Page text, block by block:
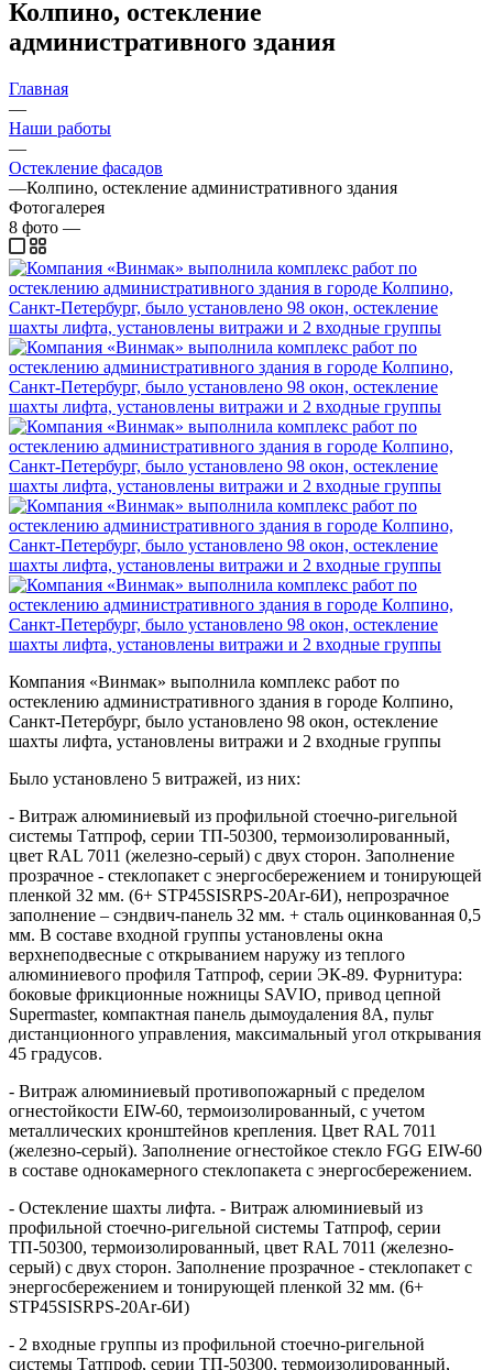
Колпино, остекление
административного здания
Главная
—
Наши работы
—
Остекление фасадов
—Колпино, остекление административного здания
Фотогалерея
8 фото —
Компания «Винмак» выполнила комплекс работ по
остеклению административного здания в городе Колпино,
Санкт-Петербург, было установлено 98 окон, остекление
шахты лифта, установлены витражи и 2 входные группы
Было установлено 5 витражей, из них:
- Витраж алюминиевый из профильной стоечно-ригельной
системы Татпроф, серии ТП-50300, термоизолированный,
цвет RAL 7011 (железно-серый) с двух сторон. Заполнение
прозрачное - стеклопакет с энергосбережением и тонирующей
пленкой 32 мм. (6+ STP45SISRPS-20Ar-6И), непрозрачное
заполнение – сэндвич-панель 32 мм. + сталь оцинкованная 0,5
мм. В составе входной группы установлены окна
верхнеподвесные с открыванием наружу из теплого
алюминиевого профиля Татпроф, серии ЭК-89. Фурнитура:
боковые фрикционные ножницы SAVIO, привод цепной
Supermaster, компактная панель дымоудаления 8А, пульт
дистанционного управления, максимальный угол открывания
45 градусов.
- Витраж алюминиевый противопожарный с пределом
огнестойкости EIW-60, термоизолированный, с учетом
металлических кронштейнов крепления. Цвет RAL 7011
(железно-серый). Заполнение огнестойкое стекло FGG EIW-60
в составе однокамерного стеклопакета с энергосбережением.
- Остекление шахты лифта. - Витраж алюминиевый из
профильной стоечно-ригельной системы Татпроф, серии
ТП-50300, термоизолированный, цвет RAL 7011 (железно-
серый) с двух сторон. Заполнение прозрачное - стеклопакет с
энергосбережением и тонирующей пленкой 32 мм. (6+
STP45SISRPS-20Ar-6И)
- 2 входные группы из профильной стоечно-ригельной
системы Татпроф, серии ТП-50300, термоизолированный,